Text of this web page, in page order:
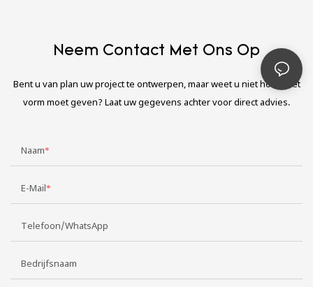
Neem Contact Met Ons Op
Bent u van plan uw project te ontwerpen, maar weet u niet hoe u het
vorm moet geven? Laat uw gegevens achter voor direct advies.
Naam
E-Mail
Telefoon/WhatsApp
Bedrijfsnaam